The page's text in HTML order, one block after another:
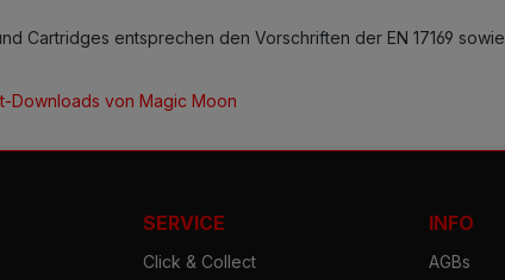
Cartridges entsprechen den Vorschriften der EN 17169
Downloads von Magic Moon
SERVICE
Click & Collect
INFO
AGBs